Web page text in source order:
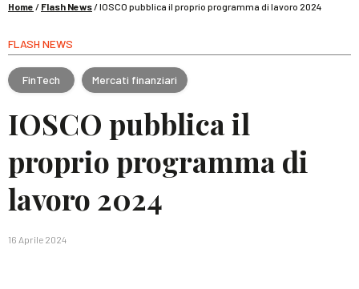
Home / Flash News/IOSCO pubblica il proprio programma di lavoro 2024
FLASH NEWS
FinTech Mercati finanziari
IOSCO pubblica il
proprio programma di
lavoro 2024
16 Aprile 2024